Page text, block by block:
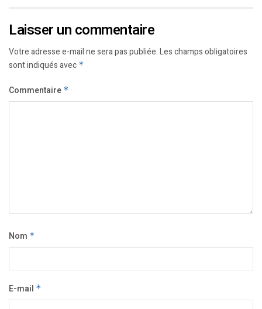
Laisser un commentaire
Votre adresse e-mail ne sera pas publiée.Les champs obligatoires
sont indiqués avec *
Commentaire *
Nom *
E-mail *